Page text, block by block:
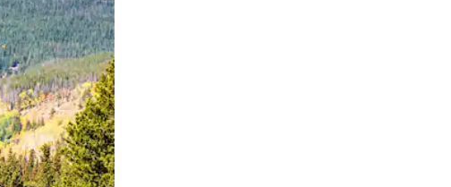
durch Berühren oder Wischgesten.